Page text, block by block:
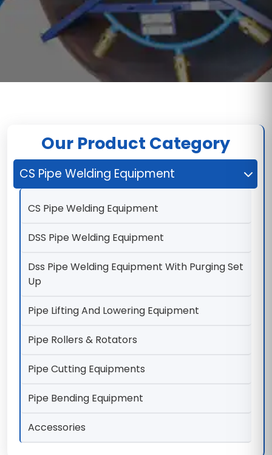
Our Product Category
CS Pipe Welding Equipment
CS Pipe Welding Equipment
DSS Pipe Welding Equipment
Dss Pipe Welding Equipment With Purging Set
Up
Pipe Lifting And Lowering Equipment
Pipe Rollers & Rotators
Pipe Cutting Equipments
Pipe Bending Equipment
Accessories